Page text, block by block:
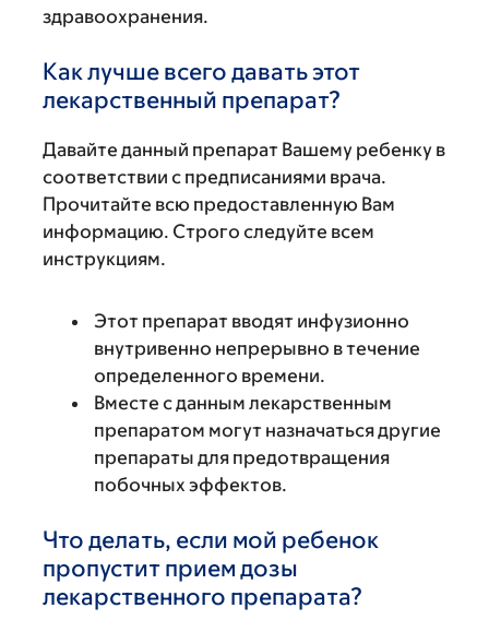
здравоохранения.
Как лучше всего давать этот
лекарственный препарат?
Давайте данный препарат Вашему ребенку в
соответствии с предписаниями врача.
Прочитайте всю предоставленную Вам
информацию. Строго следуйте всем
инструкциям.
Этот препарат вводят инфузионно
внутривенно непрерывно в течение
определенного времени.
Вместе с данным лекарственным
препаратом могут назначаться другие
препараты для предотвращения
побочных эффектов.
Что делать, если мой ребенок
пропустит прием дозы
лекарственного препарата?